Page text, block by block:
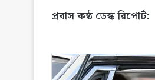
প্রবাস কন্ঠ ডেস্ক রিপোর্ট: